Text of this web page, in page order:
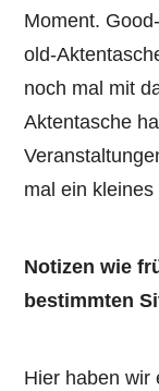
Moment.
old-
noch mal mit
Aktentasche
mal ein
Notizen wie
bestimmten
Hier haben wir